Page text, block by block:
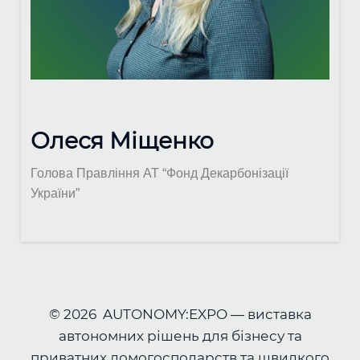
Олеся Міщенко
Голова Правління АТ “Фонд Декарбонізації
України”
© 2026 AUTONOMY:EXPO — виставка
автономних рішень для бізнесу та